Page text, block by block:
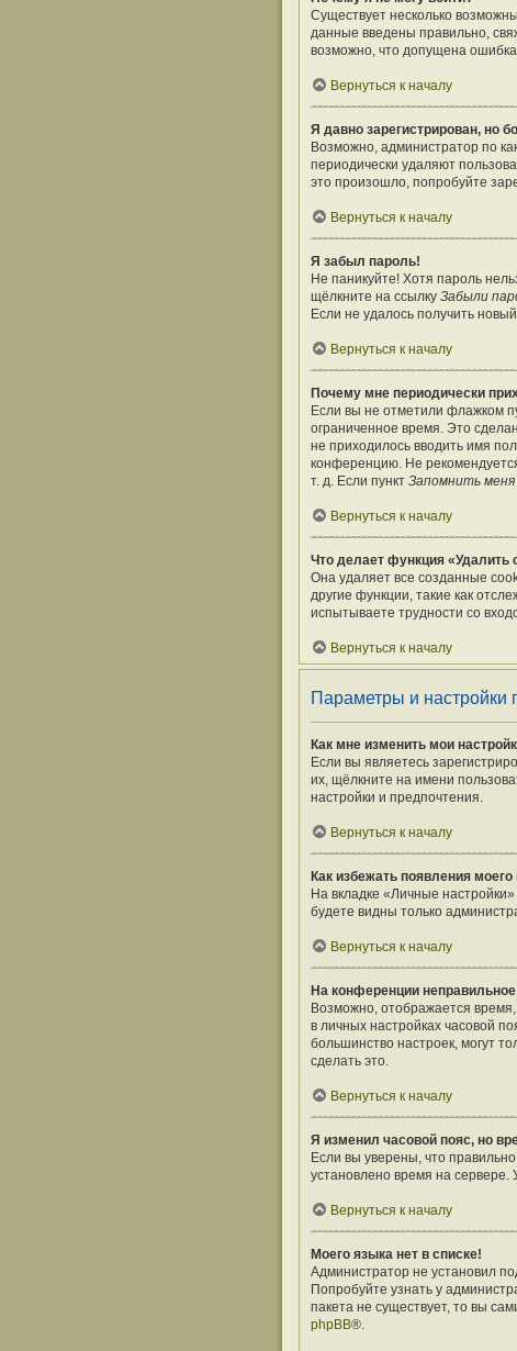
Существует несколько
данные введены правильно,
возможно, что допущена
Вернуться к началу
Я давно зарегистрирован, но
Возможно, администратор по
периодически удаляют
это произошло, попробуйте
Вернуться к началу
Я забыл пароль!
Не паникуйте! Хотя пароль
щёлкните на ссылку Забыли
Если не удалось получить
Вернуться к началу
Почему мне периодически
Если вы не отметили флажком
ограниченное время. Это
не приходилось вводить имя
конференцию. Не
т. д. Если пункт Запомнить меня
Вернуться к началу
Что делает функция «Удалить
Она удаляет все созданные
другие функции, такие как
испытываете трудности со
Вернуться к началу
Параметры и настройки
Как мне изменить мои
Если вы являетесь
их, щёлкните на имени
настройки и предпочтения.
Вернуться к началу
Как избежать появления
На вкладке «Личные
будете видны только
Вернуться к началу
На конференции
Возможно, отображается время,
в личных настройках часовой
большинство настроек, могут
сделать это.
Вернуться к началу
Я изменил часовой пояс, но
Если вы уверены, что
установлено время на
Вернуться к началу
Моего языка нет в списке!
Администратор не установил
Попробуйте узнать у
пакета не существует, то вы
phpBB®.